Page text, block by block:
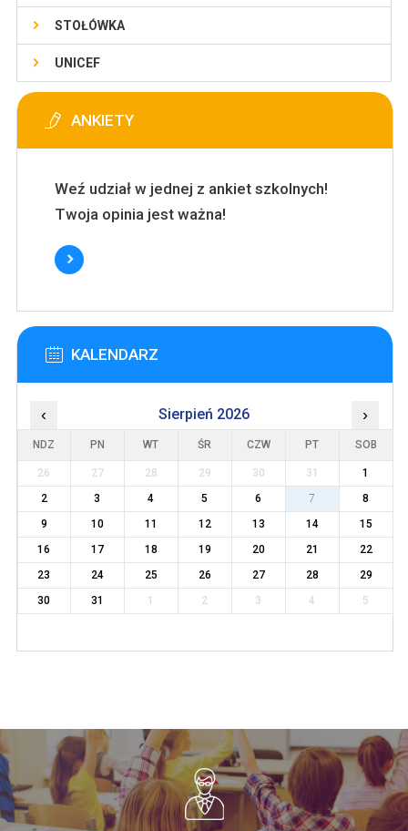
STOŁÓWKA
UNICEF
ANKIETY
Weź udział w jednej z ankiet szkolnych!
Twoja opinia jest ważna!
KALENDARZ
‹ Sierpień 2026 ›
NDZ PN WT ŚR CZW PT SOB
26 27 28 29 30 31
1
2
3 4 5 6 7
8
9
10 11 12 13 14
15
16
17 18 19 20 21
22
23
24 25 26 27 28
29
30
31 1 2 3 4 5